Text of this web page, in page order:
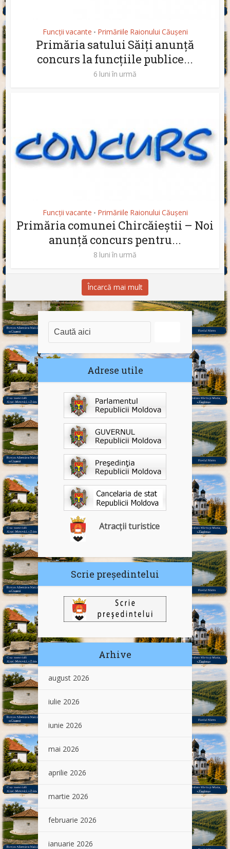
Funcții vacante • Primăriile Raionului Căușeni
Primăria satului Săiți anunță
concurs la funcțiile publice...
6 luni în urmă
Funcții vacante • Primăriile Raionului Căușeni
Primăria comunei Chircăieștii – Noi
anunță concurs pentru...
8 luni în urmă
Încarcă mai mult
Adrese utile
Atracții turistice
Scrie președintelui
Arhive
august 2026
iulie 2026
iunie 2026
mai 2026
aprilie 2026
martie 2026
februarie 2026
ianuarie 2026